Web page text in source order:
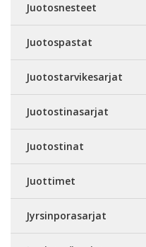
Juotosnesteet
Juotospastat
Juotostarvikesarjat
Juotostinasarjat
Juotostinat
Juottimet
Jyrsinporasarjat